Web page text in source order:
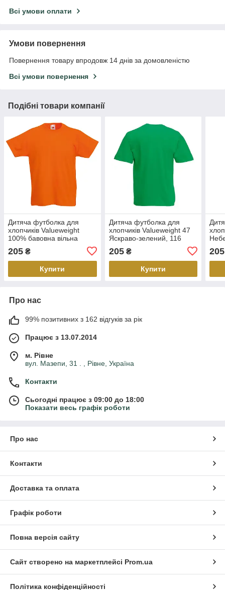
Всі умови оплати
Умови повернення
Повернення товару впродовж 14 днів за домовленістю
Всі умови повернення
Подібні товари компанії
Дитяча футболка для
хлопчиків Valueweight
100% бавовна вільна
Розмір 5-6 61-033-44 5-6
205 ₴
Купити
Дитяча футболка для
хлопчиків Valueweight 47
Яскраво-зелений, 116
205₴
Купити
205
Про нас
99% позитивних з 162 відгуків за рік
Працює з 13.07.2014
м. Рівне
вул. Мазепи, 31 . , Рівне, Україна
Контакти
Сьогодні працює з 09:00 до 18:00
Показати весь графік роботи
Про нас
Контакти
Доставка та оплата
Графік роботи
Повна версія сайту
Сайт створено на маркетплейсі Prom.ua
Політика конфіденційності